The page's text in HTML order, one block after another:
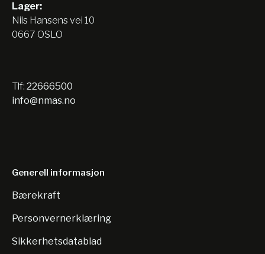
Lager:
Nils Hansens vei 10
0667 OSLO
Tlf: 22666500
info@nmas.no
Generell informasjon
Bærekraft
Personvernerklæring
Sikkerhetsdatablad